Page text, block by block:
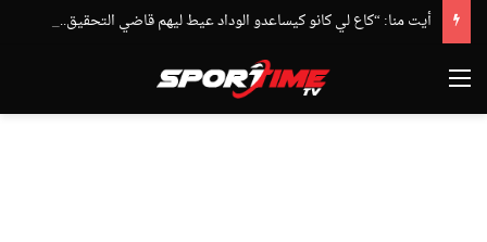
القائمة